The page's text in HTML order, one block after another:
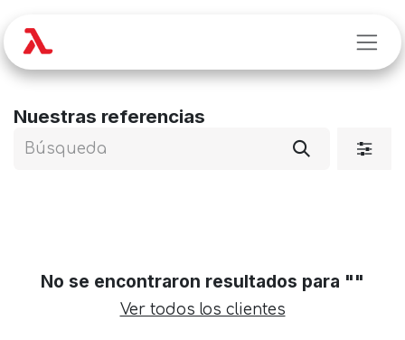
Nuestras referencias
No se encontraron resultados para ""
Ver todos los clientes